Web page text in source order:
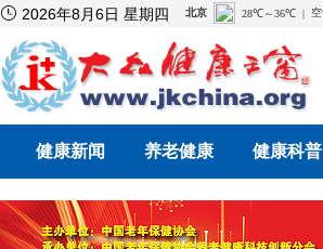
 2026年8月6日 星期四
健康新闻 养老健康 健康科普